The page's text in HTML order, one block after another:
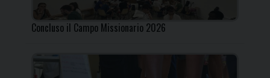
Concluso il Campo Missionario 2026